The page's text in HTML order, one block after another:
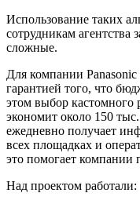
Использование таких
сотрудникам агентства
сложные.
Для компании Panasonic
гарантией того, что
этом выбор кастомного
экономит около 150
ежедневно получает
всех площадках и
это помогает компании
Над проектом работали: